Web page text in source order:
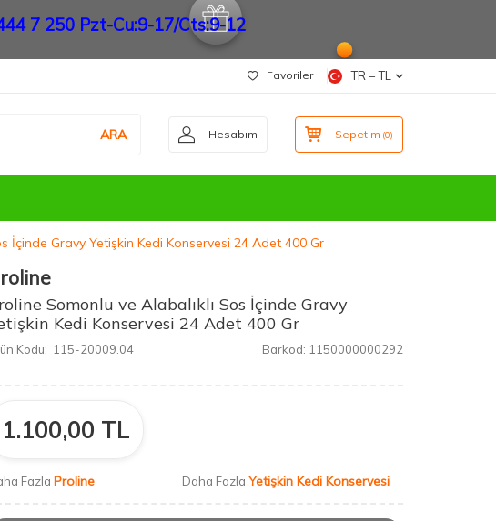
7 250 Pzt-Cu:9-17/Cts:9-12
Favoriler TR − TL
ARA Hesabım Sepetim (0)
İçinde Gravy Yetişkin Kedi Konservesi 24 Adet 400 Gr
Somonlu ve Alabalıklı Sos İçinde Gravy
Kedi Konservesi 24 Adet 400 Gr
Kodu: 115-20009.04 Barkod: 1150000000292
1.100,00 TL
Fazla Proline Daha Fazla Yetişkin Kedi Konservesi